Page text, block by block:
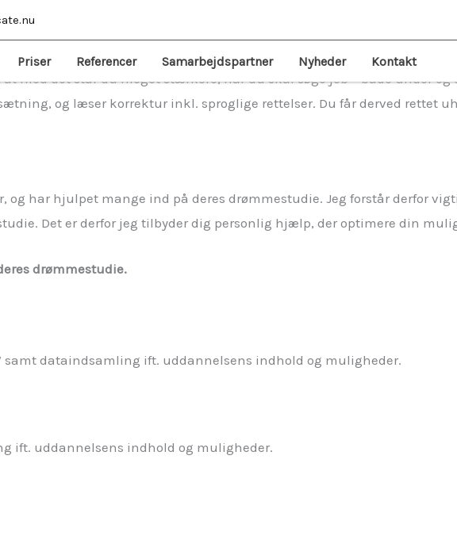
Priser Referencer Samarbejdspartner Nyheder Kontakt
optaget på dit drømmestudie med enten en komplet pakkeløsning
Jeg skriver din motiverede ansøgning og CV, så du fremstår både
med det står du meget stærkere, når du skal søge job – både under
og læser korrektur inkl. sproglige rettelser. Du får derved rettet
og har hjulpet mange ind på deres drømmestudie. Jeg forstår derfor
Det er derfor jeg tilbyder dig personlig hjælp, der optimere din
drømmestudie.
samt dataindsamling ift. uddannelsens indhold og muligheder.
ift. uddannelsens indhold og muligheder.